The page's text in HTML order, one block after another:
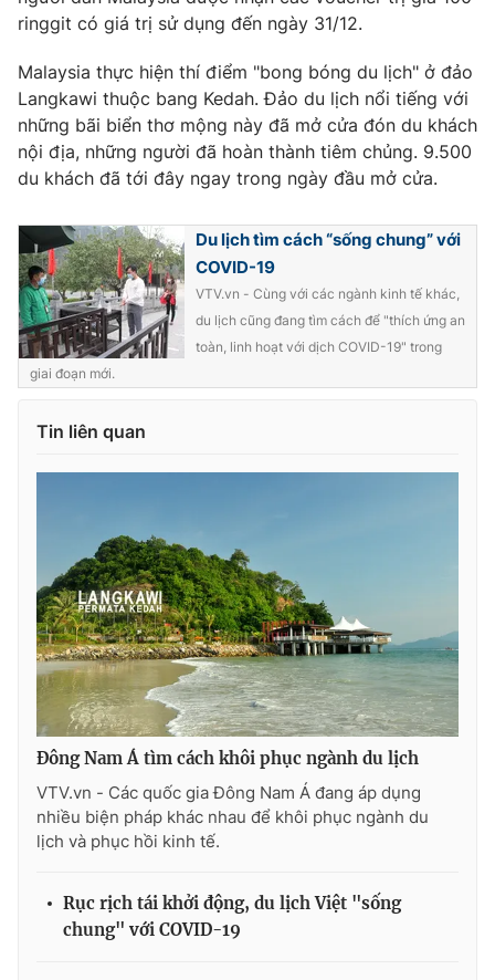
Ðiện thoại Thời báo VTV:
024.66 897 897
Liên hệ quảng cáo:024-7300.7108
® Cấm sao chép dưới mọi hình thức nếu không có sự chấp
thông tin từ website này.
ringgit có giá trị sử dụng đến ngày 31/12.
Malaysia thực hiện thí điểm "bong bóng du lịch" ở đảo
Langkawi thuộc bang Kedah. Đảo du lịch nổi tiếng với
những bãi biển thơ mộng này đã mở cửa đón du khách
nội địa, những người đã hoàn thành tiêm chủng. 9.500
du khách đã tới đây ngay trong ngày đầu mở cửa.
Du lịch tìm cách “sống chung” với
COVID-19
VTV.vn - Cùng với các ngành kinh tế khác,
du lịch cũng đang tìm cách để "thích ứng an
toàn, linh hoạt với dịch COVID-19" trong
giai đoạn mới.
Tin liên quan
Đông Nam Á tìm cách khôi phục ngành du lịch
VTV.vn - Các quốc gia Đông Nam Á đang áp dụng
nhiều biện pháp khác nhau để khôi phục ngành du
lịch và phục hồi kinh tế.
Rục rịch tái khởi động, du lịch Việt "sống
chung" với COVID-19